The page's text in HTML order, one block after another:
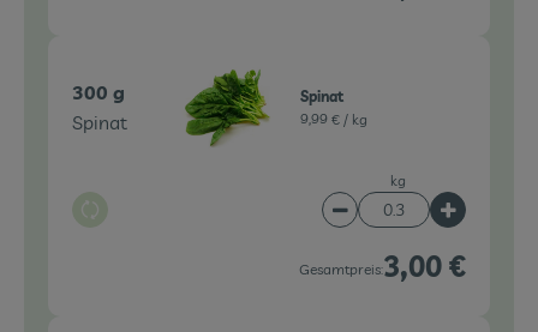
300 g
Spinat
Auswahl ändern
Spinat
9,99 € / kg
kg
Artikelanzahl
Gesamtpreis:3,00 €